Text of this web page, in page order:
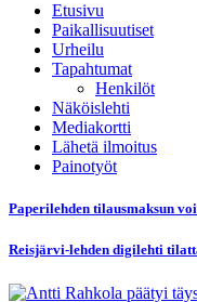
Etusivu
Paikallisuutiset
Urheilu
Tapahtumat
Henkilöt
Näköislehti
Mediakortti
Lähetä ilmoitus
Painotyöt
Paperilehden tilausmaksun
Reisjärvi-lehden digilehti